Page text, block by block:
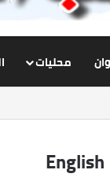
محليات
بنصر النوبة..
English